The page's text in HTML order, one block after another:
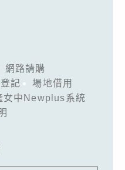
網路請購
記
場地借用
女中Newplus系統